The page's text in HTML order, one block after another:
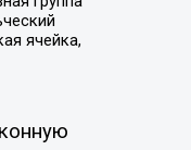
ячейка,